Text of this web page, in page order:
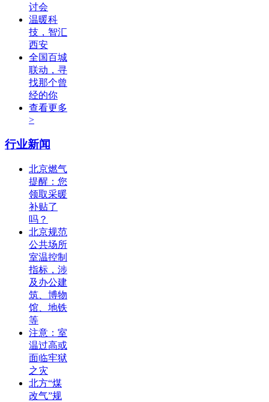
讨会
温暖科
技，智汇
西安
全国百城
联动，寻
找那个曾
经的你
查看更多
>
行业新闻
北京燃气
提醒：您
领取采暖
补贴了
吗？
北京规范
公共场所
室温控制
指标，涉
及办公建
筑、博物
馆、地铁
等
注意：室
温过高或
面临牢狱
之灾
北方“煤
改气”规